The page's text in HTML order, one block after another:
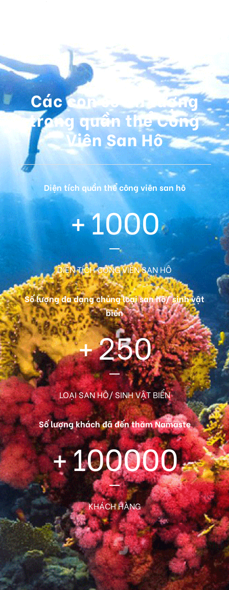
Các con số ấn tượng
trong quần thể Công
Viên San Hô
Diện tích quần thể công viên san hô
+1000
DIỆN TÍCH CÔNG VIÊN SAN HÔ
Số lượng đa dạng chủng loại san hô/ sinh vật
biển
+250
LOẠI SAN HÔ/ SINH VẬT BIỂN
Số lượng khách đã đến thăm Namaste
+100000
KHÁCH HÀNG